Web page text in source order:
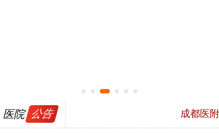
医院 公告
成都医
号，预